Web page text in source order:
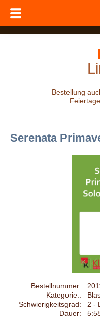
Bestellung
Serenata
Bestellnummer:
Kategorie::
Schwierigkeitsgrad:
2 -
Dauer: